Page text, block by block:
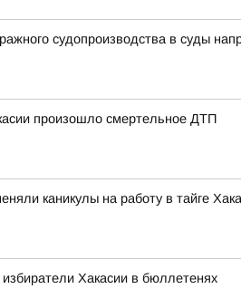
судопроизводства в суды
произошло смертельное ДТП
каникулы на работу в тайге
Хакасии в бюллетенях